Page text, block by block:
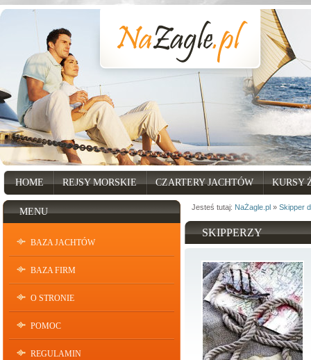
HOME REJSY MORSKIE CZARTERY JACHTÓW KURSY
MENU
BAZA JACHTÓW
BAZA FIRM
O STRONIE
POMOC
REGULAMIN
Jesteś tutaj: NaŻagle.pl » Skipper
SKIPPERZY